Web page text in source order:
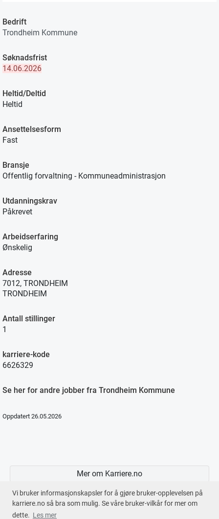
Vi bruker informasjonskapsler for å gjøre bruker-opplevelsen på
karriere.no så bra som mulig. Se våre bruker-vilkår for mer om
dette. Les mer
Bedrift
Trondheim Kommune
Søknadsfrist
14.06.2026
Heltid/Deltid
Heltid
Ansettelsesform
Fast
Bransje
Offentlig forvaltning - Kommuneadministrasjon
Utdanningskrav
Påkrevet
Arbeidserfaring
Ønskelig
Adresse
7012, TRONDHEIM
TRONDHEIM
Antall stillinger
1
karriere-kode
6626329
Se her for andre jobber fra Trondheim Kommune
Oppdatert 26.05.2026
Mer om Karriere.no